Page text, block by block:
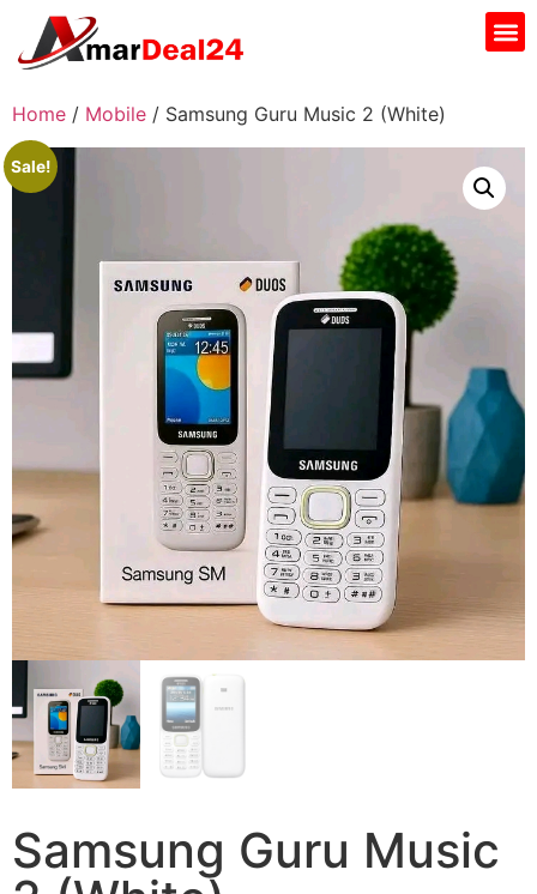
Home / Mobile / Samsung Guru Music 2 (White)
Sale!
Samsung Guru Music